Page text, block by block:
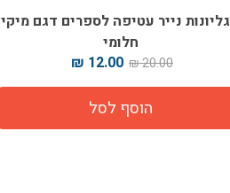
2 גליונות נייר עטיפה לספרים דגם מיקי
חלומי
20.00 ₪
12.00 ₪